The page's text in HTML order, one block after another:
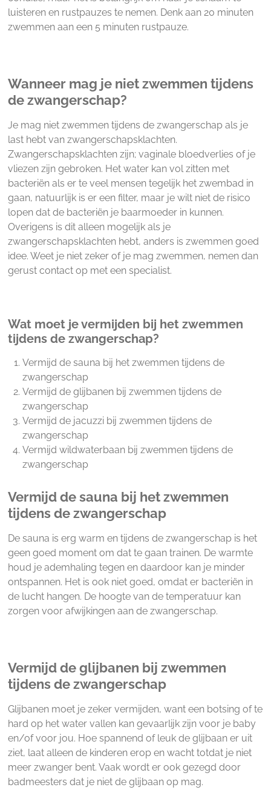
luisteren en rustpauzes te nemen. Denk aan 20 minuten
zwemmen aan een 5 minuten rustpauze.
Wanneer mag je niet zwemmen tijdens
de zwangerschap?
Je mag niet zwemmen tijdens de zwangerschap als je
last hebt van zwangerschapsklachten.
Zwangerschapsklachten zijn; vaginale bloedverlies of je
vliezen zijn gebroken. Het water kan vol zitten met
bacteriën als er te veel mensen tegelijk het zwembad in
gaan, natuurlijk is er een filter, maar je wilt niet de risico
lopen dat de bacteriën je baarmoeder in kunnen.
Overigens is dit alleen mogelijk als je
zwangerschapsklachten hebt, anders is zwemmen goed
idee. Weet je niet zeker of je mag zwemmen, nemen dan
gerust contact op met een specialist.
Wat moet je vermijden bij het zwemmen
tijdens de zwangerschap?
Vermijd de sauna bij het zwemmen tijdens de
zwangerschap
Vermijd de glijbanen bij zwemmen tijdens de
zwangerschap
Vermijd de jacuzzi bij zwemmen tijdens de
zwangerschap
Vermijd wildwaterbaan bij zwemmen tijdens de
zwangerschap
Vermijd de sauna bij het zwemmen
tijdens de zwangerschap
De sauna is erg warm en tijdens de zwangerschap is het
geen goed moment om dat te gaan trainen. De warmte
houd je ademhaling tegen en daardoor kan je minder
ontspannen. Het is ook niet goed, omdat er bacteriën in
de lucht hangen. De hoogte van de temperatuur kan
zorgen voor afwijkingen aan de zwangerschap.
Vermijd de glijbanen bij zwemmen
tijdens de zwangerschap
Glijbanen moet je zeker vermijden, want een botsing of te
hard op het water vallen kan gevaarlijk zijn voor je baby
en/of voor jou. Hoe spannend of leuk de glijbaan er uit
ziet, laat alleen de kinderen erop en wacht totdat je niet
meer zwanger bent. Vaak wordt er ook gezegd door
badmeesters dat je niet de glijbaan op mag.